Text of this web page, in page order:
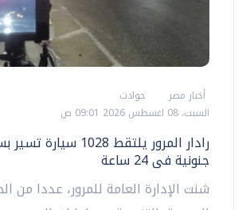
أخبار مصر
حوادث
السبت، 08 اغسطس 2026 09:01 ص
رادار المرور يلتقط 1028
جنونية فى 24 ساعة
شنت الإدارة العامة للمرور، عددا من